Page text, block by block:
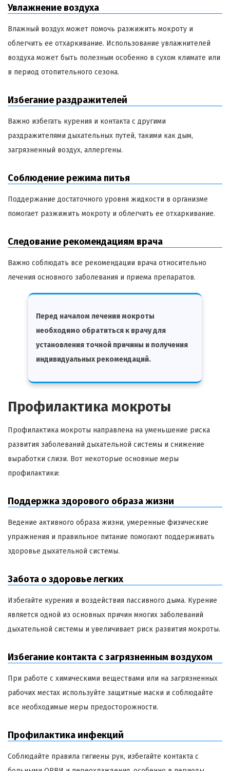
Увлажнение воздуха
Влажный воздух может помочь разжижить мокроту и
облегчить ее отхаркивание. Использование увлажнителей
воздуха может быть полезным особенно в сухом климате или
в период отопительного сезона.
Избегание раздражителей
Важно избегать курения и контакта с другими
раздражителями дыхательных путей, такими как дым,
загрязненный воздух, аллергены.
Соблюдение режима питья
Поддержание достаточного уровня жидкости в организме
помогает разжижить мокроту и облегчить ее отхаркивание.
Следование рекомендациям врача
Важно соблюдать все рекомендации врача относительно
лечения основного заболевания и приема препаратов.
Перед началом лечения мокроты
необходимо обратиться к врачу для
установления точной причины и получения
индивидуальных рекомендаций.
Профилактика мокроты
Профилактика мокроты направлена на уменьшение риска
развития заболеваний дыхательной системы и снижение
выработки слизи. Вот некоторые основные меры
профилактики:
Поддержка здорового образа жизни
Ведение активного образа жизни, умеренные физические
упражнения и правильное питание помогают поддерживать
здоровье дыхательной системы.
Забота о здоровье легких
Избегайте курения и воздействия пассивного дыма. Курение
является одной из основных причин многих заболеваний
дыхательной системы и увеличивает риск развития мокроты.
Избегание контакта с загрязненным воздухом
При работе с химическими веществами или на загрязненных
рабочих местах используйте защитные маски и соблюдайте
все необходимые меры предосторожности.
Профилактика инфекций
Соблюдайте правила гигиены рук, избегайте контакта с